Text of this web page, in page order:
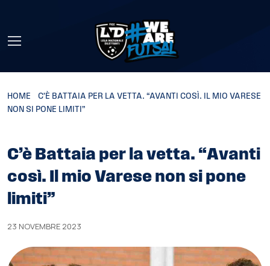
HOME
C’È BATTAIA PER LA VETTA. “AVANTI COSÌ. IL MIO VARESE
NON SI PONE LIMITI”
C’è Battaia per la vetta. “Avanti
così. Il mio Varese non si pone
limiti”
23 NOVEMBRE 2023